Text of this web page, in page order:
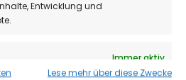
Entwicklung und
Immer aktiv
Lese mehr über diese Zwecke